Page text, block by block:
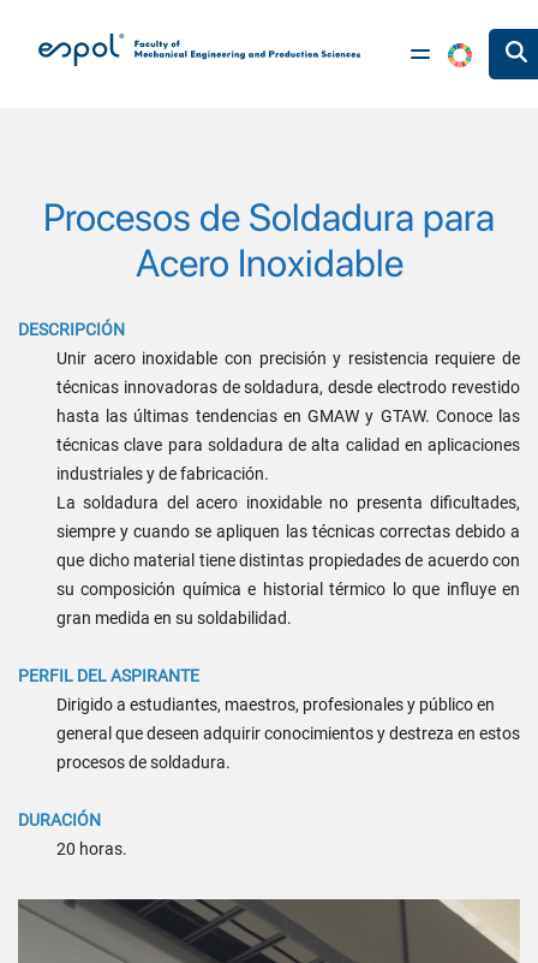
Procesos de Soldadura para
Acero Inoxidable
DESCRIPCIÓN
Unir acero inoxidable con precisión y resistencia requiere de
técnicas innovadoras de soldadura, desde electrodo revestido
hasta las últimas tendencias en GMAW y GTAW. Conoce las
técnicas clave para soldadura de alta calidad en aplicaciones
industriales y de fabricación.
La soldadura del acero inoxidable no presenta dificultades,
siempre y cuando se apliquen las técnicas correctas debido a
que dicho material tiene distintas propiedades de acuerdo con
su composición química e historial térmico lo que influye en
gran medida en su soldabilidad.
PERFIL DEL ASPIRANTE
Dirigido a estudiantes, maestros, profesionales y público en
general que deseen adquirir conocimientos y destreza en estos
procesos de soldadura.
DURACIÓN
20 horas.